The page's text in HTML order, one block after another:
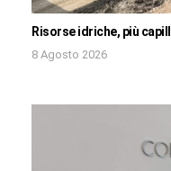
Risorse idriche, più
8 Agosto 2026